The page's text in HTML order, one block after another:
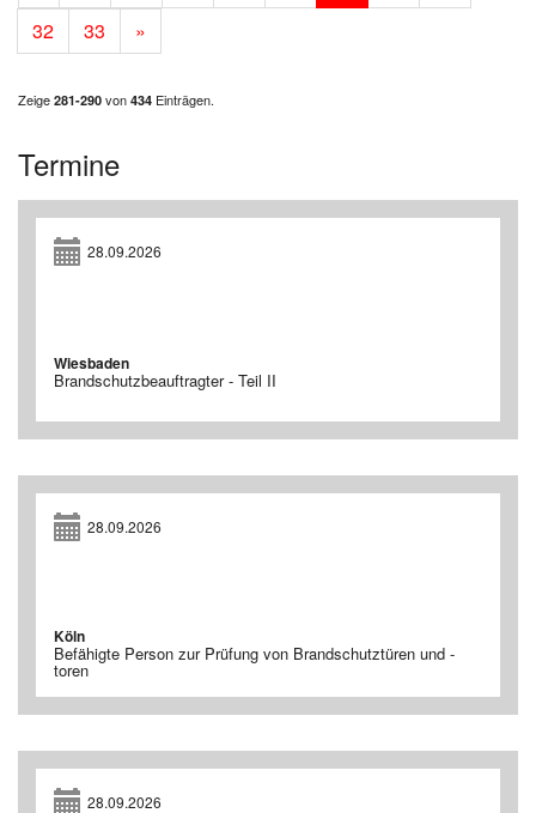
32
33 »
Zeige 281-290 von 434 Einträgen.
Termine
28.09.2026
Wiesbaden
Brandschutzbeauftragter - Teil II
28.09.2026
Köln
Befähigte Person zur Prüfung von Brandschutztüren und -
toren
28.09.2026